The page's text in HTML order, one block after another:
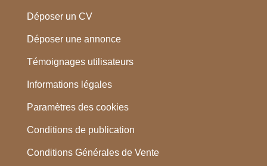
Déposer un CV
Déposer une annonce
Témoignages utilisateurs
Informations légales
Paramètres des cookies
Conditions de publication
Conditions Générales de Vente